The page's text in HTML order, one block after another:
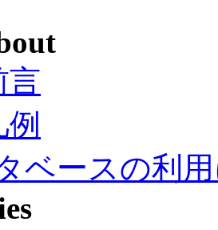
言
例
ベースの利